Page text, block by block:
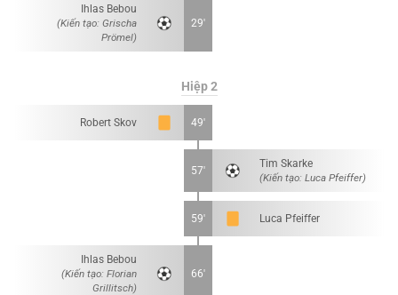
Ihlas Bebou
(Kiến tạo: Grischa
Prömel)
29'
Hiệp 2
Robert Skov 49'
57'
Tim Skarke
(Kiến tạo: Luca Pfeiffer)
59' Luca Pfeiffer
Ihlas Bebou
(Kiến tạo: Florian
Grillitsch)
66'